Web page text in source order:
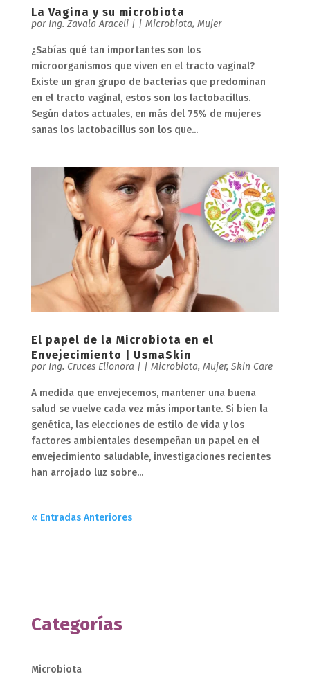
La Vagina y su microbiota
por Ing. Zavala Araceli| | Microbiota, Mujer
¿Sabías qué tan importantes son los
microorganismos que viven en el tracto vaginal?
Existe un gran grupo de bacterias que predominan
en el tracto vaginal, estos son los lactobacillus.
Según datos actuales, en más del 75% de mujeres
sanas los lactobacillus son los que...
El papel de la Microbiota en el
Envejecimiento | UsmaSkin
por Ing. Cruces Elionora | | Microbiota, Mujer, Skin Care
A medida que envejecemos, mantener una buena
salud se vuelve cada vez más importante. Si bien la
genética, las elecciones de estilo de vida y los
factores ambientales desempeñan un papel en el
envejecimiento saludable, investigaciones recientes
han arrojado luz sobre...
« Entradas Anteriores
Categorías
Microbiota